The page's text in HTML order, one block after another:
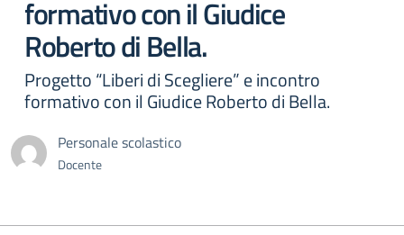
formativo con il Giudice
Roberto di Bella.
Progetto “Liberi di Scegliere” e incontro
formativo con il Giudice Roberto di Bella.
Personale scolastico
Docente